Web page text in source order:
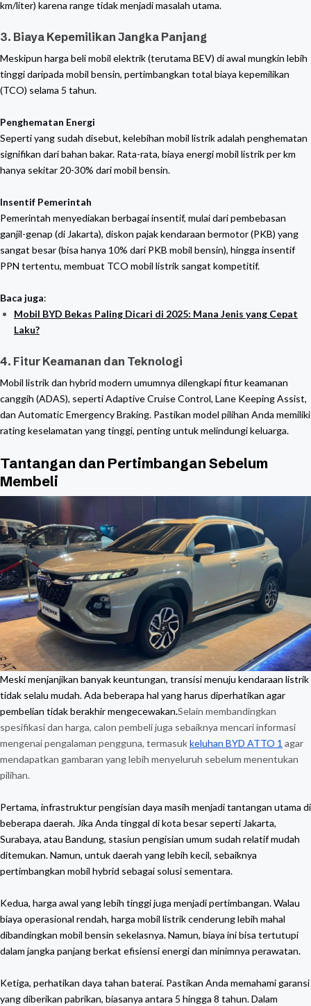
km/liter) karena range tidak menjadi masalah utama.
3. Biaya Kepemilikan Jangka Panjang
Meskipun harga beli mobil elektrik (terutama BEV) di awal mungkin lebih
tinggi daripada mobil bensin, pertimbangkan total biaya kepemilikan
(TCO) selama 5 tahun.
Penghematan Energi
Seperti yang sudah disebut, kelebihan mobil listrik adalah penghematan
signifikan dari bahan bakar. Rata-rata, biaya energi mobil listrik per km
hanya sekitar 20-30% dari mobil bensin.
Insentif Pemerintah
Pemerintah menyediakan berbagai insentif, mulai dari pembebasan
ganjil-genap (di Jakarta), diskon pajak kendaraan bermotor (PKB) yang
sangat besar (bisa hanya 10% dari PKB mobil bensin), hingga insentif
PPN tertentu, membuat TCO mobil listrik sangat kompetitif.
Baca juga:
Mobil BYD Bekas Paling Dicari di 2025: Mana Jenis yang Cepat
Laku?
4. Fitur Keamanan dan Teknologi
Mobil listrik dan hybrid modern umumnya dilengkapi fitur keamanan
canggih (ADAS), seperti Adaptive Cruise Control, Lane Keeping Assist,
dan Automatic Emergency Braking. Pastikan model pilihan Anda memiliki
rating keselamatan yang tinggi, penting untuk melindungi keluarga.
Tantangan dan Pertimbangan Sebelum
Membeli
Meski menjanjikan banyak keuntungan, transisi menuju kendaraan listrik
tidak selalu mudah. Ada beberapa hal yang harus diperhatikan agar
pembelian tidak berakhir mengecewakan.Selain membandingkan
spesifikasi dan harga, calon pembeli juga sebaiknya mencari informasi
mengenai pengalaman pengguna, termasukkeluhan BYD ATTO 1 agar
mendapatkan gambaran yang lebih menyeluruh sebelum menentukan
pilihan.
Pertama, infrastruktur pengisian daya masih menjadi tantangan utama di
beberapa daerah. Jika Anda tinggal di kota besar seperti Jakarta,
Surabaya, atau Bandung, stasiun pengisian umum sudah relatif mudah
ditemukan. Namun, untuk daerah yang lebih kecil, sebaiknya
pertimbangkan mobil hybrid sebagai solusi sementara.
Kedua, harga awal yang lebih tinggi juga menjadi pertimbangan. Walau
biaya operasional rendah, harga mobil listrik cenderung lebih mahal
dibandingkan mobil bensin sekelasnya. Namun, biaya ini bisa tertutupi
dalam jangka panjang berkat efisiensi energi dan minimnya perawatan.
Ketiga, perhatikan daya tahan baterai. Pastikan Anda memahami garansi
yang diberikan pabrikan, biasanya antara 5 hingga 8 tahun. Dalam